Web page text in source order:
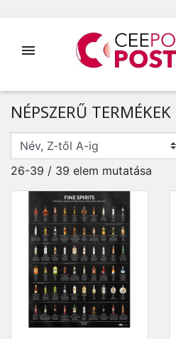

NÉPSZERŰ TERMÉKEK
26-39 / 39 elem mutatása